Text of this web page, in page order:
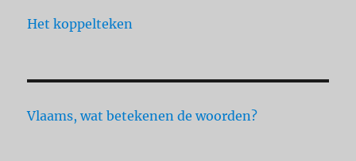
Het koppelteken
Vlaams, wat betekenen de woorden?